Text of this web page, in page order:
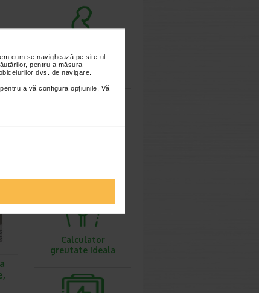
cum se navighează pe site-ul
pentru a măsura
dvs. de navigare.
a vă configura opțiunile. Vă
Lei
Calculator
sarcina
Calculator
greutate ideala